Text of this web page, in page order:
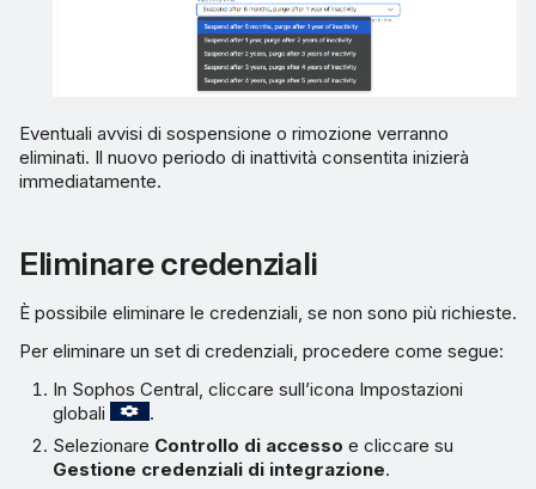
Eventuali avvisi di sospensione o rimozione verranno
eliminati. Il nuovo periodo di inattività consentita inizierà
immediatamente.
Eliminare credenziali
È possibile eliminare le credenziali, se non sono più richieste.
Per eliminare un set di credenziali, procedere come segue:
In Sophos Central, cliccare sull’icona Impostazioni
globali
.
Selezionare Controllo di accesso e cliccare su
Gestione credenziali di integrazione.